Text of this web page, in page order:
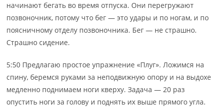
начинают бегать во время отпуска. Они перегружают
позвоночник, потому что бег — это удары и по ногам, и по
поясничному отделу позвоночника. Бег — не страшно.
Страшно сидение.
5:50 Предлагаю простое упражнение «Плуг». Ложимся на
спину, беремся руками за неподвижную опору и на выдохе
медленно поднимаем ноги кверху. Задача — 20 раз
опустить ноги за голову и поднять их выше прямого угла.